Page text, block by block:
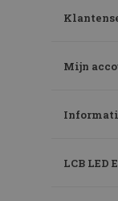
Mijn
LCB LED